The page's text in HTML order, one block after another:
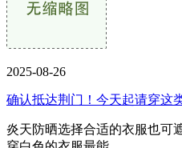
2025-08-26
确认抵达荆门！今天起请穿这
炎天防晒选择合适的衣服也可